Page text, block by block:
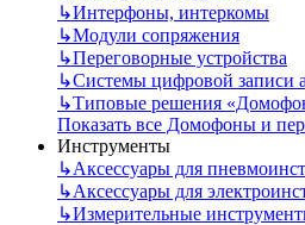
↳Интерфоны, интеркомы
↳Модули сопряжения
↳Переговорные устройства
↳Системы цифровой записи
↳Типовые решения
Показать все Домофоны и
Инструменты
↳Аксессуары для
↳Аксессуары для
↳Измерительные